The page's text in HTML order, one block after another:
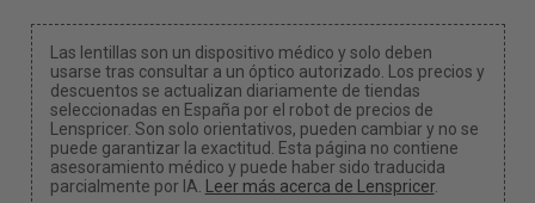
Las lentillas son un dispositivo médico y solo deben
usarse tras consultar a un óptico autorizado. Los precios y
descuentos se actualizan diariamente de tiendas
seleccionadas en España por el robot de precios de
Lenspricer. Son solo orientativos, pueden cambiar y no se
puede garantizar la exactitud. Esta página no contiene
asesoramiento médico y puede haber sido traducida
parcialmente por IA.
Leer más acerca de Lenspricer.